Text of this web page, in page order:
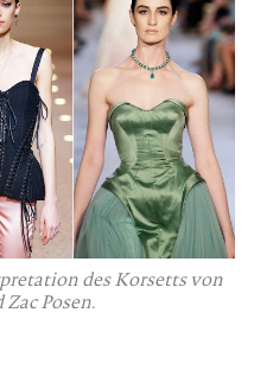
des Korsetts von
Posen.